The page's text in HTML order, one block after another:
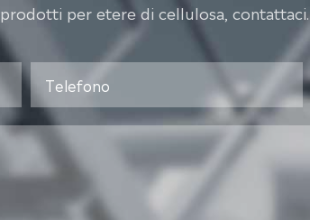
per etere di cellulosa, contattaci.